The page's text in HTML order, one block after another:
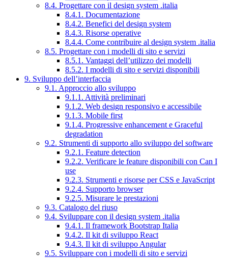
8.4. Progettare con il design system .italia
8.4.1. Documentazione
8.4.2. Benefici del design system
8.4.3. Risorse operative
8.4.4. Come contribuire al design system .italia
8.5. Progettare con i modelli di sito e servizi
8.5.1. Vantaggi dell’utilizzo dei modelli
8.5.2. I modelli di sito e servizi disponibili
9. Sviluppo dell’interfaccia
9.1. Approccio allo sviluppo
9.1.1. Attività preliminari
9.1.2. Web design responsivo e accessibile
9.1.3. Mobile first
9.1.4. Progressive enhancement e Graceful
degradation
9.2. Strumenti di supporto allo sviluppo del software
9.2.1. Feature detection
9.2.2. Verificare le feature disponibili con Can I
use
9.2.3. Strumenti e risorse per CSS e JavaScript
9.2.4. Supporto browser
9.2.5. Misurare le prestazioni
9.3. Catalogo del riuso
9.4. Sviluppare con il design system .italia
9.4.1. Il framework Bootstrap Italia
9.4.2. Il kit di sviluppo React
9.4.3. Il kit di sviluppo Angular
9.5. Sviluppare con i modelli di sito e servizi